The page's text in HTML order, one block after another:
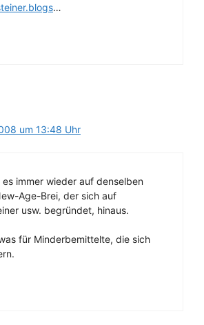
…
um 13:48 Uhr
es immer wieder auf denselben
Age-Brei, der sich auf
usw. begründet, hinaus.
für Minderbemittelte, die sich